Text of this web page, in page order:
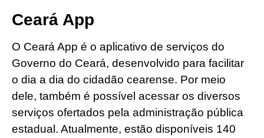
Ceará App
O Ceará App é o aplicativo de serviços do
Governo do Ceará, desenvolvido para facilitar
o dia a dia do cidadão cearense. Por meio
dele, também é possível acessar os diversos
serviços ofertados pela administração pública
estadual. Atualmente, estão disponíveis 140